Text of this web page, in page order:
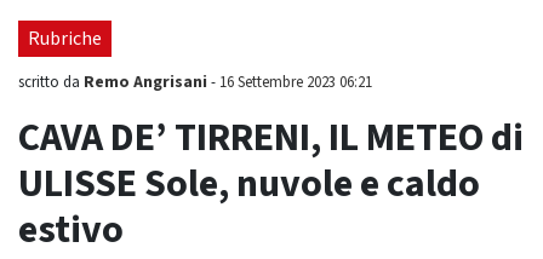
Rubriche
scritto da Remo Angrisani - 16 Settembre 2023 06:21
CAVA DE’ TIRRENI, IL METEO di
ULISSE Sole, nuvole e caldo
estivo